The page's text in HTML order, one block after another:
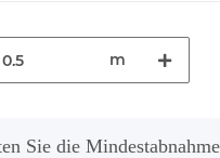
m
Sie die